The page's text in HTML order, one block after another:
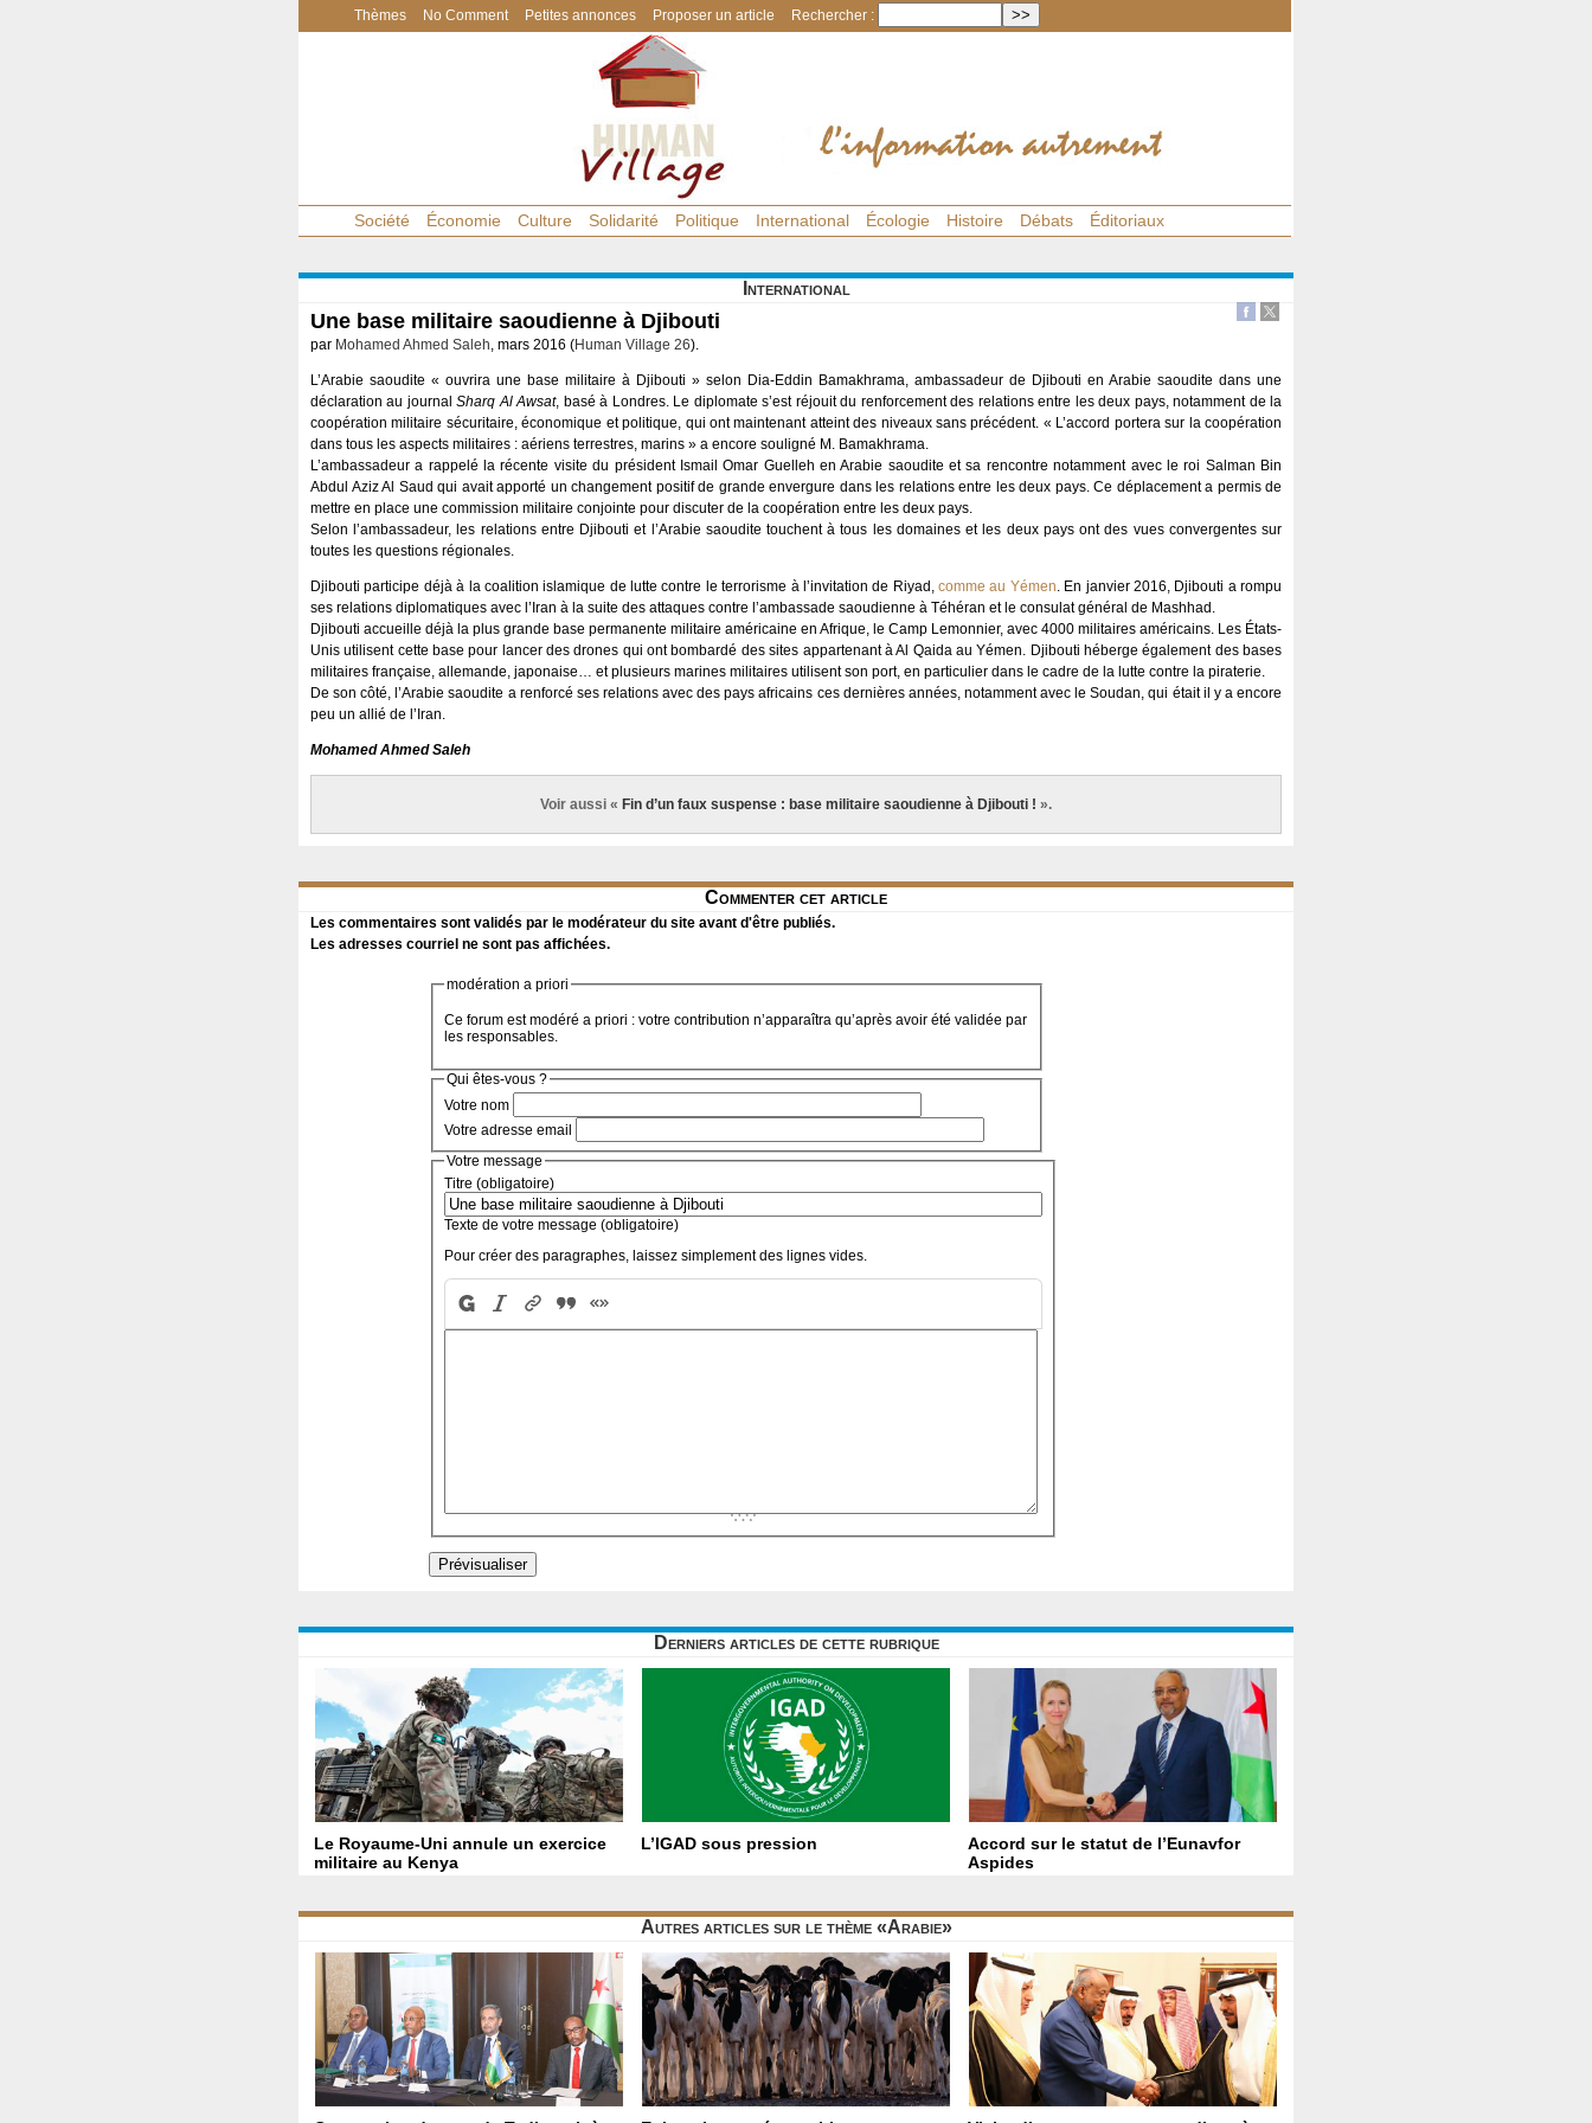
Thèmes No Comment Petites annonces Proposer un article Rechercher :
Société Économie Culture Solidarité Politique International Écologie Histoire Débats Éditoriaux
International
Une base militaire saoudienne à Djibouti
par Mohamed Ahmed Saleh, mars 2016 (Human Village 26).
L’Arabie saoudite « ouvrira une base militaire à Djibouti » selon Dia-Eddin Bamakhrama, ambassadeur de Djibouti en Arabie saoudite dans une
déclaration au journalSharq Al Awsat, basé à Londres. Le diplomate s’est réjouit du renforcement des relations entre les deux pays, notamment de la
coopération militaire sécuritaire, économique et politique, qui ont maintenant atteint des niveaux sans précédent. « L’accord portera sur la coopération
dans tous les aspects militaires : aériens terrestres, marins » a encore souligné M. Bamakhrama.
L’ambassadeur a rappelé la récente visite du président Ismail Omar Guelleh en Arabie saoudite et sa rencontre notamment avec le roi Salman Bin
Abdul Aziz Al Saud qui avait apporté un changement positif de grande envergure dans les relations entre les deux pays. Ce déplacement a permis de
mettre en place une commission militaire conjointe pour discuter de la coopération entre les deux pays.
Selon l’ambassadeur, les relations entre Djibouti et l’Arabie saoudite touchent à tous les domaines et les deux pays ont des vues convergentes sur
toutes les questions régionales.
Djibouti participe déjà à la coalition islamique de lutte contre le terrorisme à l’invitation de Riyad, comme au Yémen. En janvier 2016, Djibouti a rompu
ses relations diplomatiques avec l’Iran à la suite des attaques contre l’ambassade saoudienne à Téhéran et le consulat général de Mashhad.
Djibouti accueille déjà la plus grande base permanente militaire américaine en Afrique, le Camp Lemonnier, avec 4000 militaires américains. Les États-
Unis utilisent cette base pour lancer des drones qui ont bombardé des sites appartenant à Al Qaida au Yémen. Djibouti héberge également des bases
militaires française, allemande, japonaise… et plusieurs marines militaires utilisent son port, en particulier dans le cadre de la lutte contre la piraterie.
De son côté, l’Arabie saoudite a renforcé ses relations avec des pays africains ces dernières années, notamment avec le Soudan, qui était il y a encore
peu un allié de l’Iran.
Mohamed Ahmed Saleh
Voir aussi « Fin d’un faux suspense : base militaire saoudienne à Djibouti ! ».
Commenter cet article
Les commentaires sont validés par le modérateur du site avant d'être publiés.
Les adresses courriel ne sont pas affichées.
modération a priori
Ce forum est modéré a priori : votre contribution n’apparaîtra qu’après avoir été validée par
les responsables.
Qui êtes-vous ?
Votre nom
Votre adresse email
Votre message
Titre (obligatoire)
Texte de votre message (obligatoire)
Pour créer des paragraphes, laissez simplement des lignes vides.
Derniers articles de cette rubrique
Le Royaume-Uni annule un exercice
militaire au Kenya
L’IGAD sous pression
Accord sur le statut de l’Eunavfor
Aspides
Autres articles sur le thème «Arabie»